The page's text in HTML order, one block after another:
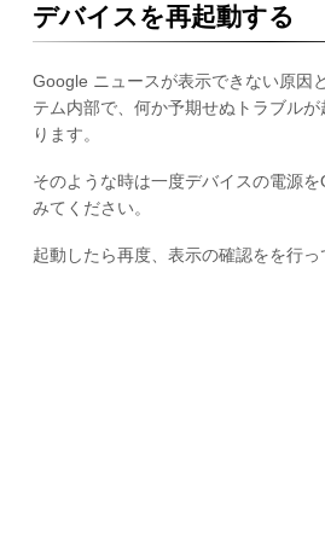
デバイスを再起動する
Google ニュースが表示できない原因
テム内部で、何か予期せぬトラブル
ります。
そのような時は一度デバイスの電源
みてください。
起動したら再度、表示の確認をを行っ